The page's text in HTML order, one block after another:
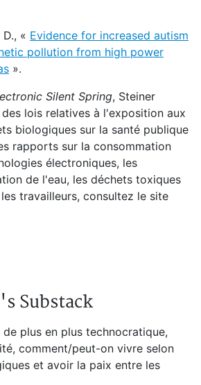
« Evidence for increased autism
pollution from high power
».
Silent Spring, Steiner
lois relatives à l'exposition aux
biologiques sur la santé publique
rapports sur la consommation
électroniques, les
de l'eau, les déchets toxiques
travailleurs, consultez le site
Substack
plus en plus technocratique,
comment/peut-on vivre selon
et avoir la paix entre les